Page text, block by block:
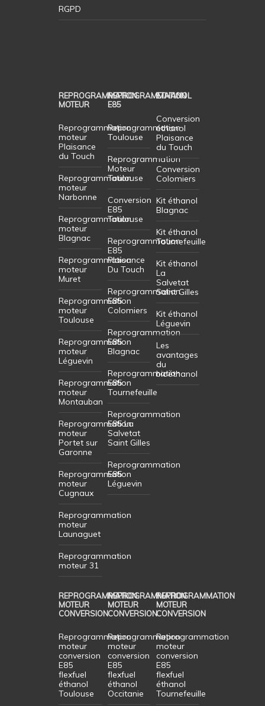
RGPD
REPROGRAMMATION
MOTEUR
Reprogrammation
moteur
Plaisance
du Touch
Reprogrammation
moteur
Narbonne
Reprogrammation
moteur
Blagnac
Reprogrammation
moteur
Muret
Reprogrammation
moteur
Toulouse
Reprogrammation
moteur
Léguevin
Reprogrammation
moteur
Montauban
Reprogrammation
moteur
Portet sur
Garonne
Reprogrammation
moteur
Cugnaux
Reprogrammation
moteur
Launaguet
Reprogrammation
moteur 31
REPROGRAMMATION
E85
Reprogrammation
Toulouse
Reprogrammation
Moteur
Toulouse
Conversion
E85
Toulouse
Reprogrammation
E85
Plaisance
Du Touch
Reprogrammation
E85
Colomiers
Reprogrammation
E85
Blagnac
Reprogrammation
E85
Tournefeuille
Reprogrammation
E85 La
Salvetat
Saint Gilles
Reprogrammation
E85
Léguevin
ETHANOL
Conversion
éthanol
Plaisance
du Touch
Conversion
Colomiers
Kit éthanol
Blagnac
Kit éthanol
Tournefeuille
Kit éthanol
La
Salvetat
Saint Gilles
Kit éthanol
Léguevin
Les
avantages
du
bioéthanol
REPROGRAMMATION
MOTEUR
CONVERSION
Reprogrammation
moteur
conversion
E85
flexfuel
éthanol
Toulouse
REPROGRAMMATION
MOTEUR
CONVERSION
Reprogrammation
moteur
conversion
E85
flexfuel
éthanol
Occitanie
REPROGRAMMATION
MOTEUR
CONVERSION
Reprogrammation
moteur
conversion
E85
flexfuel
éthanol
Tournefeuille